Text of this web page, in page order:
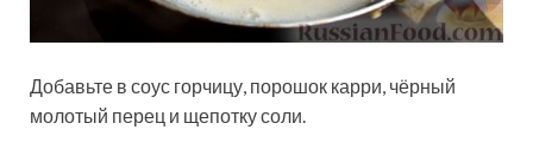
Добавьте в соус горчицу, порошок карри, чёрный
молотый перец и щепотку соли.